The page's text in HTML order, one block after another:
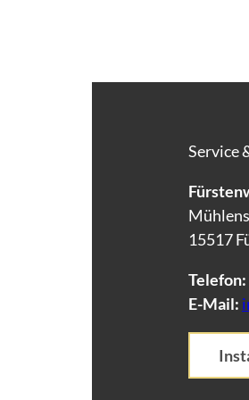
Service
15517
Telefon:
E-Mail: